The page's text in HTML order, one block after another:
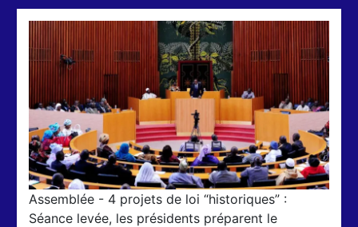
Assemblée - 4 projets de loi “historiques” :
Séance levée, les présidents préparent le